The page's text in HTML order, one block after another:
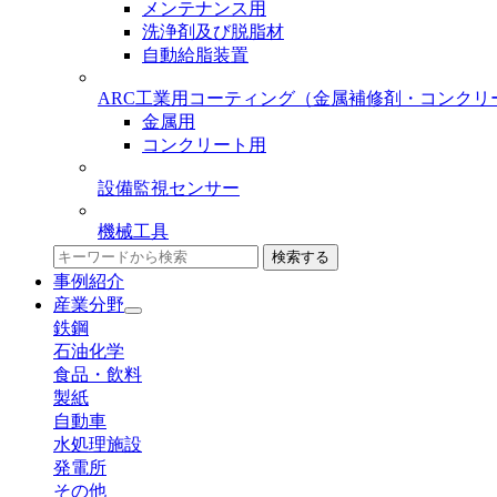
メンテナンス用
洗浄剤及び脱脂材
自動給脂装置
ARC工業用コーティング （金属補修剤・コンクリ
金属用
コンクリート用
設備監視センサー
機械工具
検索する
事例紹介
産業分野
鉄鋼
石油化学
食品・飲料
製紙
自動車
水処理施設
発電所
その他